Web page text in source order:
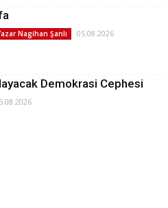
Nagihan Şanlı 05.08.2026
Demokrasi Cephesi